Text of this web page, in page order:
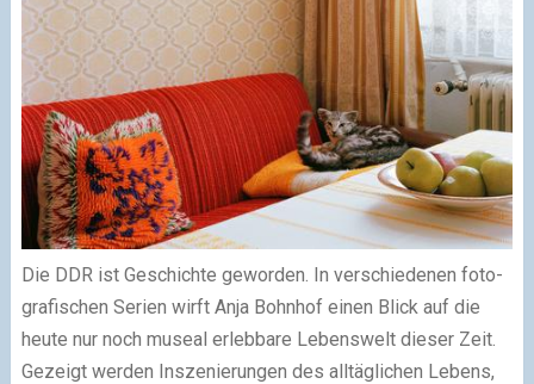
Die DDR ist Geschichte geworden. In verschiedenen foto­
grafischen Serien wirft Anja Bohnhof einen Blick auf die
heute nur noch museal erleb­bare Lebens­welt dieser Zeit.
Gezeigt werden Ins­ze­nie­rungen des all­täglichen Lebens,